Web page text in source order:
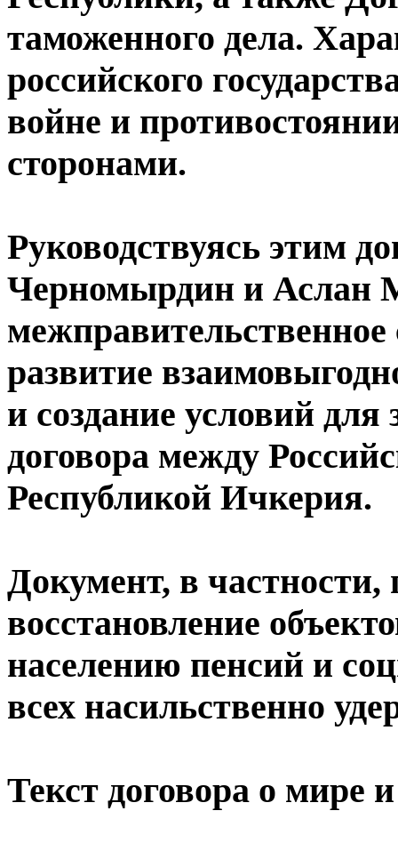
таможенного дела.
российского
войне и
сторонами.
Руководствуясь этим
Черномырдин и Аслан
развитие
и создание условий
договора между
Республикой Ичкерия.
Документ, в частности,
восстановление
населению пенсий и
всех насильственно
Текст договора о мире